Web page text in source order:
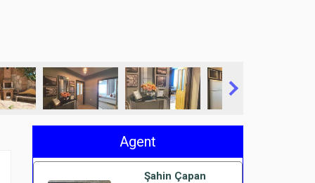
Agent
Şahin Çapan